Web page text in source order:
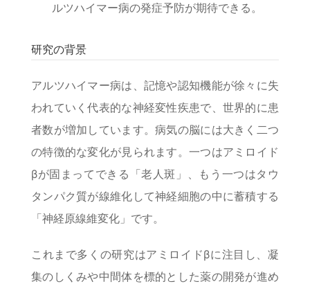
ルツハイマー病の発症予防が期待できる。
研究の背景
アルツハイマー病は、記憶や認知機能が徐々に失
われていく代表的な神経変性疾患で、世界的に患
者数が増加しています。病気の脳には大きく二つ
の特徴的な変化が見られます。一つはアミロイド
βが固まってできる「老人斑」、もう一つはタウ
タンパク質が線維化して神経細胞の中に蓄積する
「神経原線維変化」です。
これまで多くの研究はアミロイドβに注目し、凝
集のしくみや中間体を標的とした薬の開発が進め